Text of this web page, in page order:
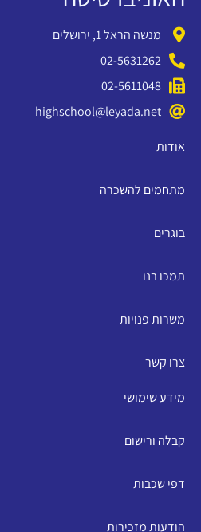
מנשה הראל 1, ירושלים
02-5631262
02-5611048
highschool@leyada.net
אודות
מתחמים להשכרה
בוגרים
תמכו בנו
משרות פנויות
צרו קשר
מידע שימושי
קבלה ורישום
דפי שכבות
הודעות מזכירות